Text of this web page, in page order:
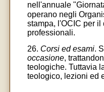
nell'annuale
operano negli
stampa, l'OCIC per
professionali.
26. Corsi ed esami.
occasione,
teologiche. Tuttavia
teologico, lezioni ed